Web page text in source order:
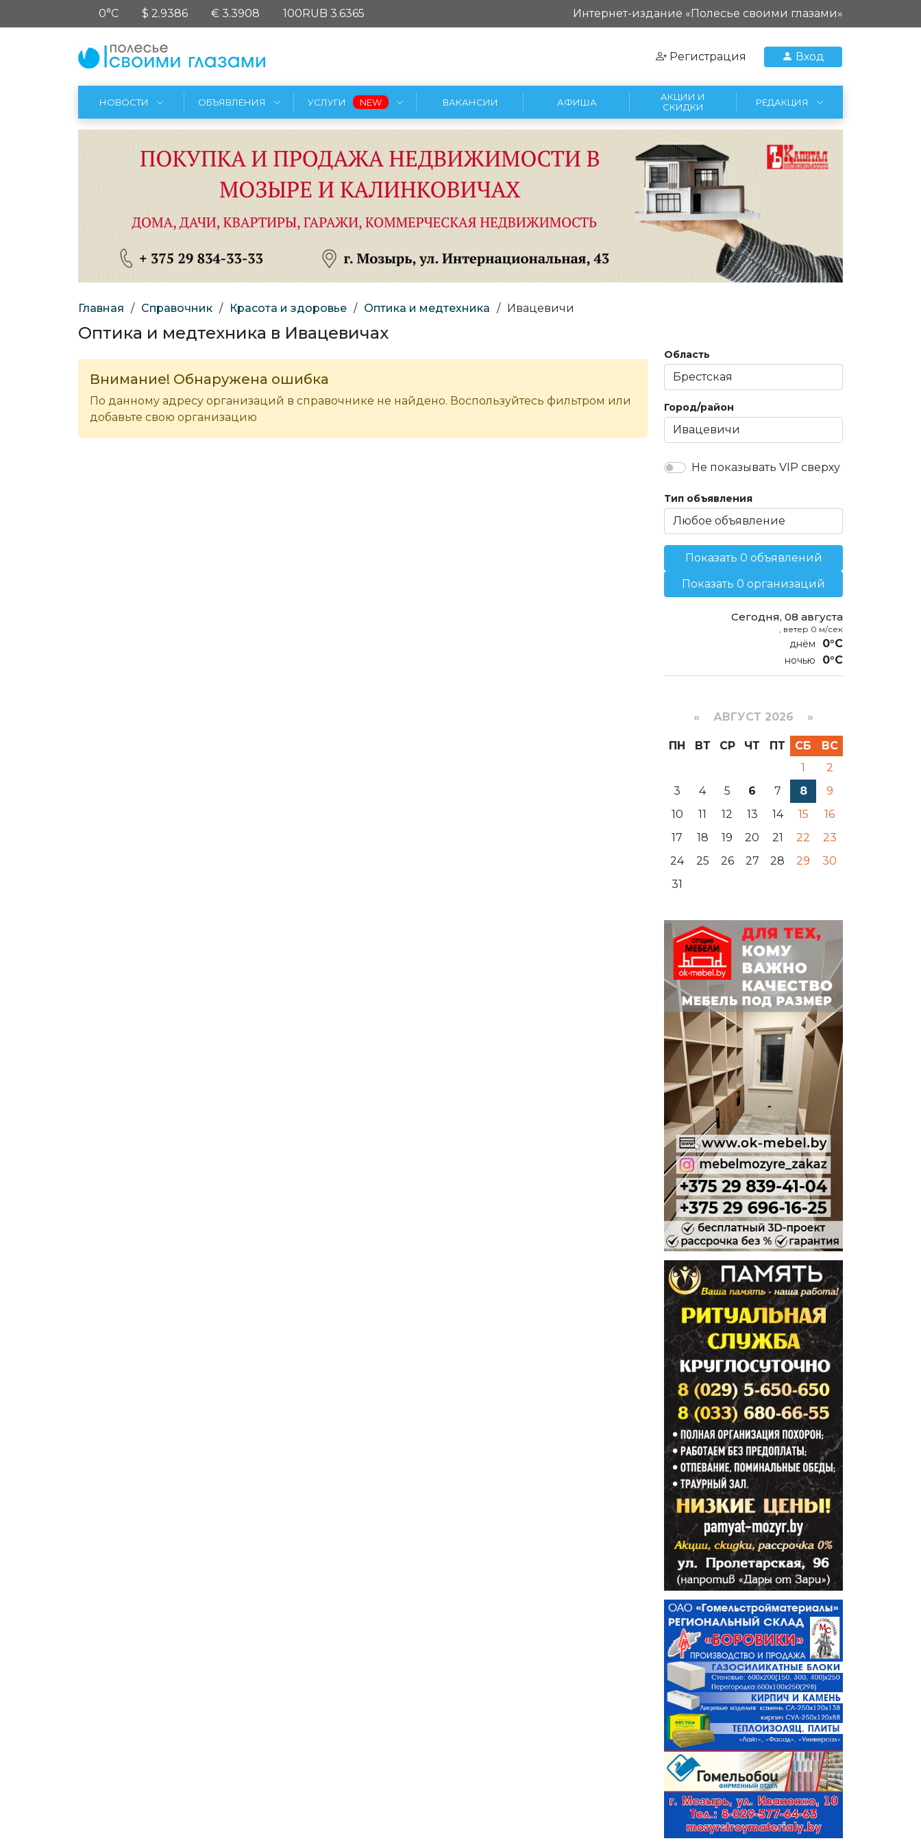
0°C $ 2.9386 € 3.3908 100RUB 3.6365 Интернет-издание «Полесье своими глазами»
Регистрация Вход
НОВОСТИ ОБЪЯВЛЕНИЯ УСЛУГИ ВАКАНСИИ АФИША
АКЦИИ И
СКИДКИ
РЕДАКЦИЯ
Главная / Справочник / Красота и здоровье / Оптика и медтехника / Ивацевичи
Оптика и медтехника в Ивацевичах
Внимание! Обнаружена ошибка
По данному адресу организаций в справочнике не найдено. Воспользуйтесь фильтром или
добавьте свою организацию
Область
Город/район
Не показывать VIP сверху
Тип объявления
Показать 0 объявлений
Показать 0 организаций
Сегодня, 08 августа
, ветер 0 м/сек
0°C
0°C
« АВГУСТ 2026 »
ПН ВТ СР ЧТ ПТ СБ
ВС
1
2
3
4 5 6 7 8
9
10
11 12 13 14 15
16
17
18 19 20 21 22
23
24
25 26 27 28 29
30
31